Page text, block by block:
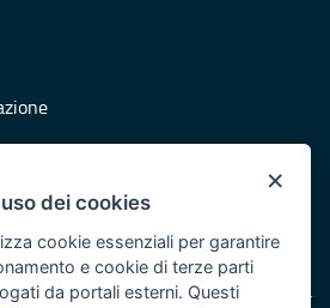
Puglia
risorse del POR Puglia 2014/2020 -
×
dei cookies
cookie essenziali per garantire
e cookie di terze parti
da portali esterni. Questi